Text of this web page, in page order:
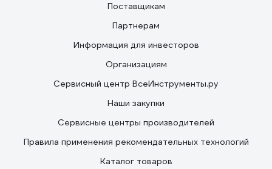
Поставщикам
Партнерам
Информация для инвесторов
Организациям
Сервисный центр ВсеИнструменты.ру
Наши закупки
Сервисные центры производителей
Правила применения рекомендательных технологий
Каталог товаров